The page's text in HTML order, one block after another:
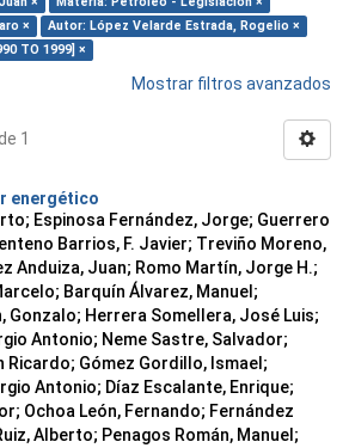
×
Autor: López Velarde Estrada, Rogelio ×
TO 1999] ×
Mostrar filtros avanzados
1
energético
Espinosa Fernández, Jorge; Guerrero
Barrios, F. Javier; Treviño Moreno,
Anduiza, Juan; Romo Martín, Jorge H.;
Barquín Álvarez, Manuel;
Gonzalo; Herrera Somellera, José Luis;
Antonio; Neme Sastre, Salvador;
Ricardo; Gómez Gordillo, Ismael;
Antonio; Díaz Escalante, Enrique;
Ochoa León, Fernando; Fernández
Alberto; Penagos Román, Manuel;